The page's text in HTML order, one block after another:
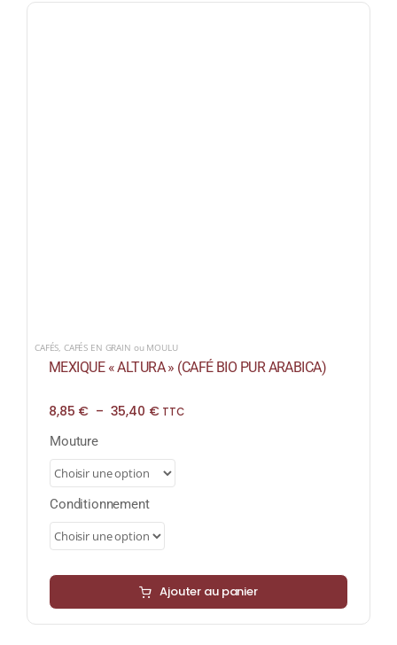
CAFÉS, CAFÉS EN GRAIN ou MOULU
MEXIQUE « ALTURA » (CAFÉ BIO PUR ARABICA)
8,85 € – 35,40 €Plage
à
35,40 €
TTC
Mouture
Conditionnement
Ajouter au panier